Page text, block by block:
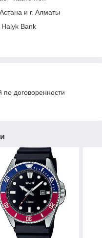
и г. Алматы
Bank
по договоренности